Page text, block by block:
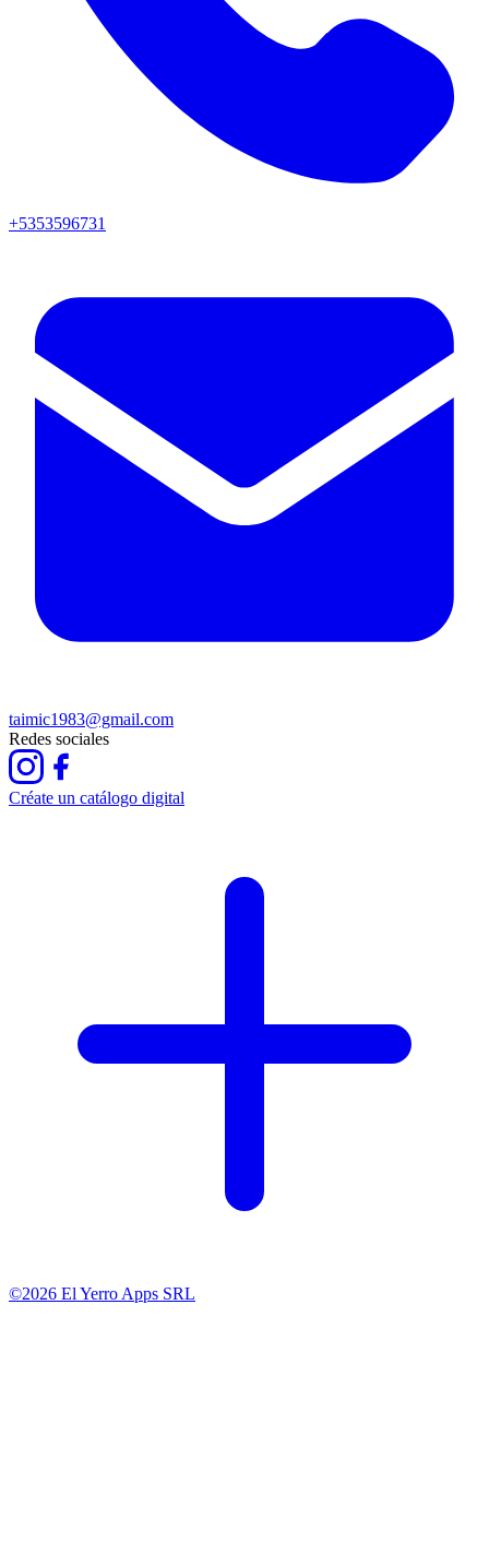
+5353596731
taimic1983@gmail.com
Redes sociales
Créate un catálogo digital
©2026 El Yerro Apps SRL